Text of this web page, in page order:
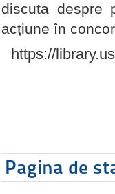
discuta despre
acțiune în
https://
Pagina de